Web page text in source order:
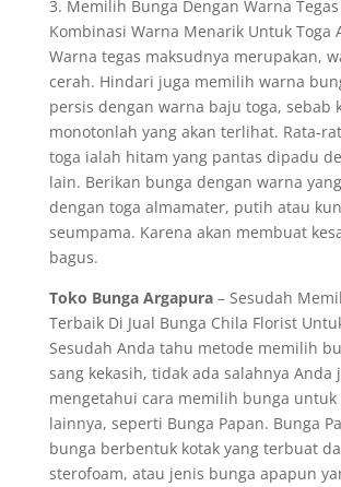
3. Memilih Bunga Dengan Warna
Kombinasi Warna Menarik Untuk Toga
Warna tegas maksudnya merupakan,
cerah. Hindari juga memilih warna
persis dengan warna baju toga, sebab
monotonlah yang akan terlihat. Rata-
toga ialah hitam yang pantas dipadu
lain. Berikan bunga dengan warna
dengan toga almamater, putih atau
seumpama. Karena akan membuat
bagus.
Toko Bunga Argapura– Sesudah
Terbaik Di Jual Bunga Chila Florist
Sesudah Anda tahu metode memilih
sang kekasih, tidak ada salahnya Anda
mengetahui cara memilih bunga untuk
lainnya, seperti Bunga Papan. Bunga
bunga berbentuk kotak yang terbuat
sterofoam, atau jenis bunga apapun